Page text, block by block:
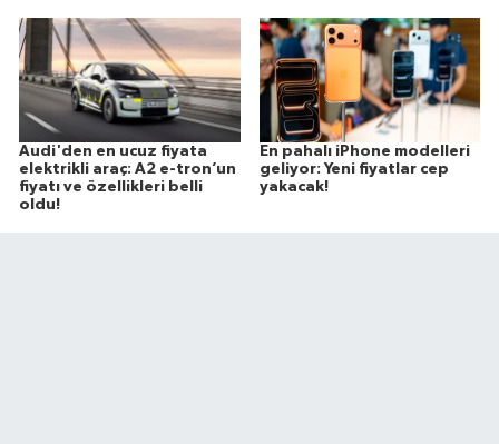
Audi'den en ucuz fiyata
elektrikli araç: A2 e-tron’un
fiyatı ve özellikleri belli
oldu!
En pahalı iPhone modelleri
geliyor: Yeni fiyatlar cep
yakacak!